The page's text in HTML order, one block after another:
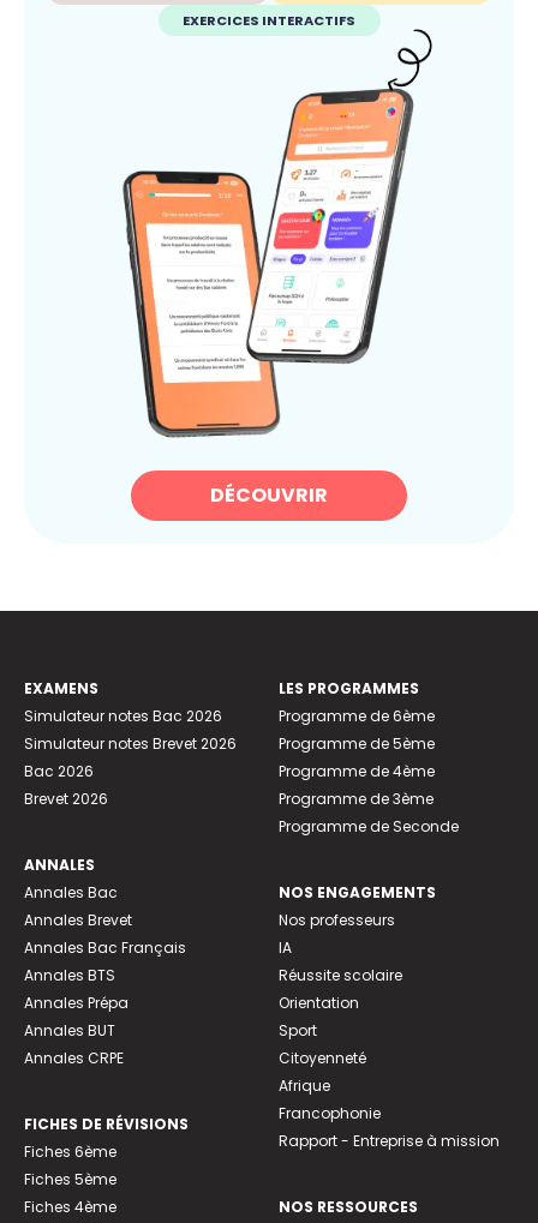
EXERCICES INTERACTIFS
DÉCOUVRIR
EXAMENS
Simulateur notes Bac 2026
Simulateur notes Brevet 2026
Bac 2026
Brevet 2026
ANNALES
Annales Bac
Annales Brevet
Annales Bac Français
Annales BTS
Annales Prépa
Annales BUT
Annales CRPE
FICHES DE RÉVISIONS
Fiches 6ème
Fiches 5ème
Fiches 4ème
LES PROGRAMMES
Programme de 6ème
Programme de 5ème
Programme de 4ème
Programme de 3ème
Programme de Seconde
NOS ENGAGEMENTS
Nos professeurs
IA
Réussite scolaire
Orientation
Sport
Citoyenneté
Afrique
Francophonie
Rapport - Entreprise à mission
NOS RESSOURCES